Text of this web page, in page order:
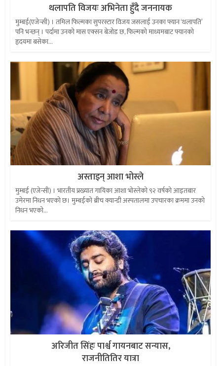
थलापति विजयः अभिनेता हुँदै जननायक
मुम्बई(एजेन्सी) । तमिल फिल्मका सुपरस्टार विजय जसलाई उनका फ्यान ‘थलापति’
पनि भन्छन् । पर्दामा उनको मास एक्सन बेजोड छ, फिल्मको माध्यमबाट फ्यानको
हृदयमा बसेका...
अस्ताइन् आशा भोस्ले
मुम्बई (एजेन्सी) । भारतीय प्रख्यात गायिका आशा भोस्लेको ९२ वर्षको आइतबार
उमेरमा निधन भएको छ। मुम्बईकाे ब्रीच क्यान्डी अस्पतालमा उपचारका क्रममा उनको
निधन भएको...
अरिजीत सिंहः पार्श्व गायनबाट सन्यास,
राजनीतितिर यात्रा